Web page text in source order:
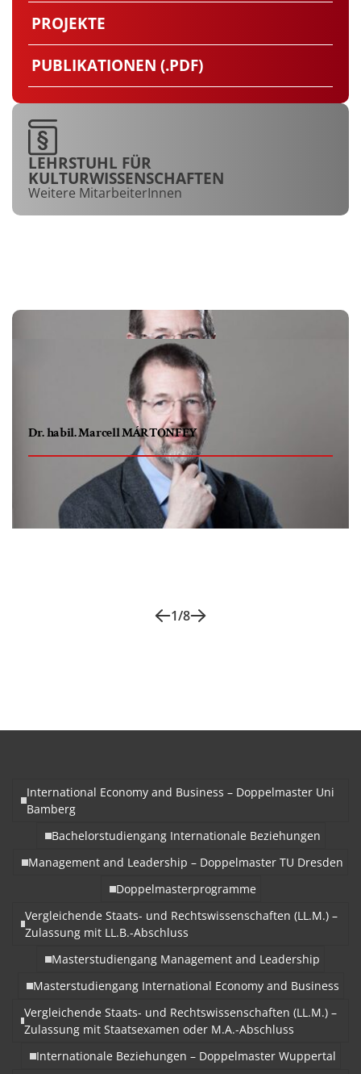
PROJEKTE
PUBLIKATIONEN (.PDF)
LEHRSTUHL FÜR
KULTURWISSENSCHAFTEN
Weitere MitarbeiterInnen
Dr. habil. Marcell MÁRTONFFY
ehemaliger Universitätsdozent für Literatur
1/8
International Economy and Business – Doppelmaster Uni
Bamberg
Bachelorstudiengang Internationale Beziehungen
Management and Leadership – Doppelmaster TU Dresden
Doppelmasterprogramme
Vergleichende Staats- und Rechtswissenschaften (LL.M.) –
Zulassung mit LL.B.-Abschluss
Masterstudiengang Management and Leadership
Masterstudiengang International Economy and Business
Vergleichende Staats- und Rechtswissenschaften (LL.M.) –
Zulassung mit Staatsexamen oder M.A.-Abschluss
Internationale Beziehungen – Doppelmaster Wuppertal